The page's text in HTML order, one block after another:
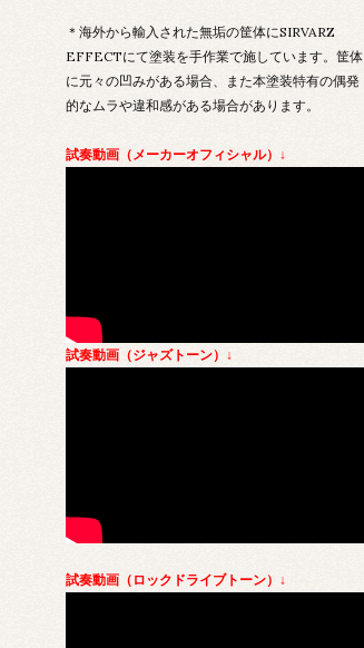
＊海外から輸入された無垢の筐体にSIRVARZ
EFFECTにて塗装を手作業で施しています。筐体
に元々の凹みがある場合、また本塗装特有の偶発
的なムラや違和感がある場合があります。
試奏動画（メーカーオフィシャル）↓
試奏動画（ジャズトーン）↓
試奏動画（ロックドライブトーン）↓